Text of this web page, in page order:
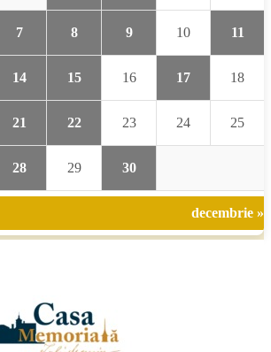
7 8 9 10 11
14 15 16 17 18
21 22 23 24 25
28 29 30
decembrie »